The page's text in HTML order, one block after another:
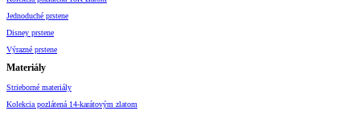
Jednoduché prstene
Disney prstene
Výrazné prstene
Materiály
Strieborné materiály
Kolekcia pozlátená 14-karátovým zlatom